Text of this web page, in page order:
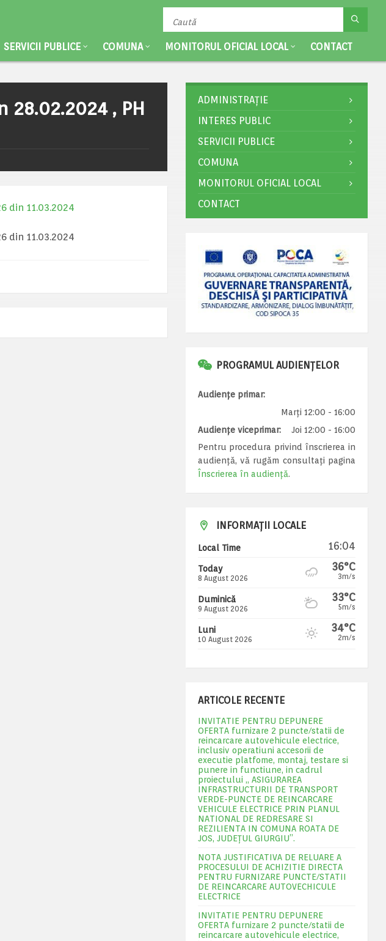
SERVICII PUBLICE COMUNA MONITORUL OFICIAL LOCAL CONTACT
, PH
din 11.03.2024
din 11.03.2024
ADMINISTRAȚIE
INTERES PUBLIC
SERVICII PUBLICE
COMUNA
MONITORUL OFICIAL LOCAL
CONTACT
PROGRAMUL AUDIENȚELOR
Audiențe primar:
Marți 12:00 - 16:00
Audiențe viceprimar:
Joi 12:00 - 16:00
Pentru procedura privind înscrierea in
audiență, vă rugăm consultați pagina
Înscrierea în audiență.
INFORMAȚII LOCALE
Local Time 16:04
Today
8 August 2026
36°C
3m/s
Duminică
9 August 2026
33°C
5m/s
Luni
10 August 2026
34°C
2m/s
ARTICOLE RECENTE
INVITATIE PENTRU DEPUNERE
OFERTA furnizare 2 puncte/statii de
reincarcare autovehicule electrice,
inclusiv operatiuni accesorii de
executie platfome, montaj, testare si
punere in functiune, in cadrul
proiectului „ ASIGURAREA
INFRASTRUCTURII DE TRANSPORT
VERDE-PUNCTE DE REINCARCARE
VEHICULE ELECTRICE PRIN PLANUL
NATIONAL DE REDRESARE SI
REZILIENTA IN COMUNA ROATA DE
JOS, JUDEŢUL GIURGIU”.
NOTA JUSTIFICATIVA DE RELUARE A
PROCESULUI DE ACHIZITIE DIRECTA
PENTRU FURNIZARE PUNCTE/STATII
DE REINCARCARE AUTOVECHICULE
ELECTRICE
INVITATIE PENTRU DEPUNERE
OFERTA furnizare 2 puncte/statii de
reincarcare autovehicule electrice,